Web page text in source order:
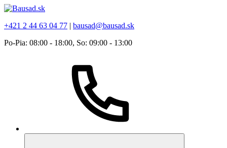
+421 2 44 63 04 77 | bausad@bausad.sk
Po-Pia: 08:00 - 18:00, So: 09:00 - 13:00